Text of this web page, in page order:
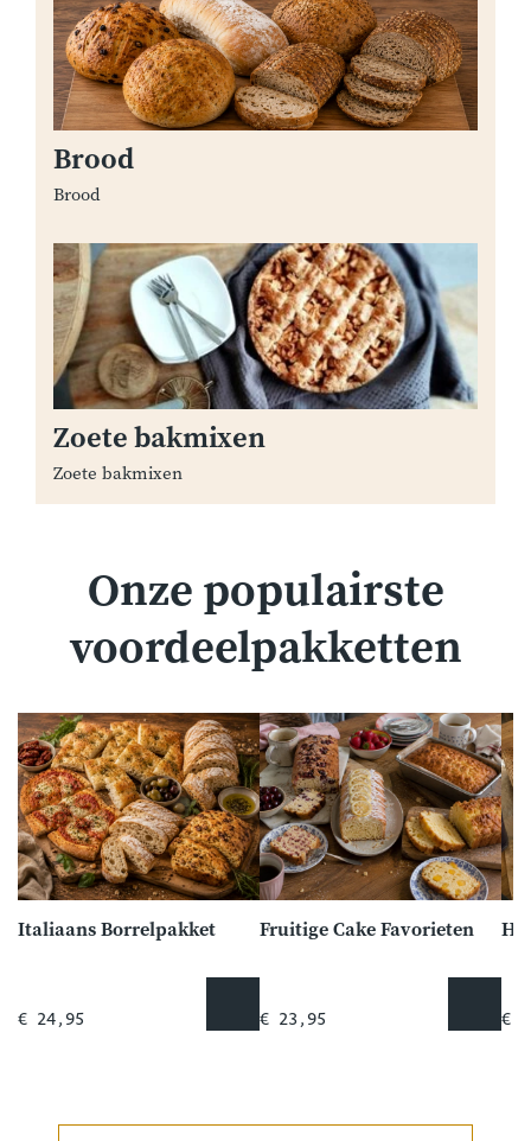
Brood
Brood
Zoete bakmixen
Zoete bakmixen
Onze populairste
voordeelpakketten
Italiaans Borrelpakket
€ 24,95
Fruitige Cake Favorieten
€ 23,95 €